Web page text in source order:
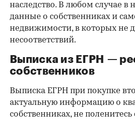
наследство. В любом случае в
данные о собственниках и
недвижимости, в которых не
несоответствий.
Выписка из ЕГРН —
собственников
Выписка ЕГРН при покупке
актуальную информацию о
собственниках, не поленитесь